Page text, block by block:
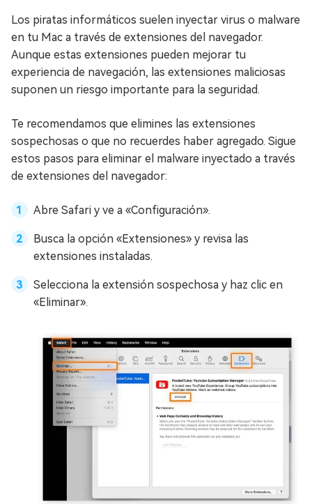
Los piratas informáticos suelen inyectar virus o malware
en tu Mac a través de extensiones del navegador.
Aunque estas extensiones pueden mejorar tu
experiencia de navegación, las extensiones maliciosas
suponen un riesgo importante para la seguridad.
Te recomendamos que elimines las extensiones
sospechosas o que no recuerdes haber agregado. Sigue
estos pasos para eliminar el malware inyectado a través
de extensiones del navegador:
Abre Safari y ve a «Configuración».
Busca la opción «Extensiones» y revisa las
extensiones instaladas.
Selecciona la extensión sospechosa y haz clic en
«Eliminar».